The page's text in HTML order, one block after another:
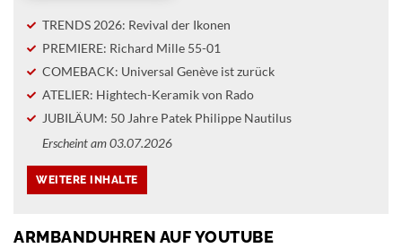
TRENDS 2026: Revival der Ikonen
PREMIERE: Richard Mille 55-01
COMEBACK: Universal Genève ist zurück
ATELIER: Hightech-Keramik von Rado
JUBILÄUM: 50 Jahre Patek Philippe Nautilus
Erscheint am 03.07.2026
ARMBANDUHREN AUF YOUTUBE